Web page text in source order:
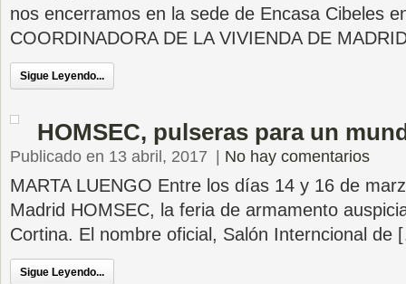
nos encerramos en la sede de Encasa Cibeles
COORDINADORA DE LA VIVIENDA DE
Sigue Leyendo...
HOMSEC, pulseras para un
Publicado en 13 abril, 2017 No hay comentarios
MARTA LUENGO Entre los días 14 y 16 de
Madrid HOMSEC, la feria de armamento
Cortina. El nombre oficial, Salón Interncional de
Sigue Leyendo...